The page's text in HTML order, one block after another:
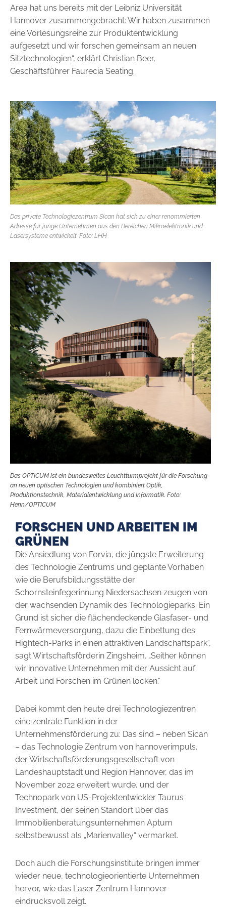
Area hat uns bereits mit der Leibniz Universität
Hannover zusammengebracht: Wir haben zusammen
eine Vorlesungsreihe zur Produktentwicklung
aufgesetzt und wir forschen gemeinsam an neuen
Sitztechnologien“, erklärt Christian Beer,
Geschäftsführer Faurecia Seating.
Das private Technologiezentrum Sican hat sich zu einer renommierten
Adresse für junge Unternehmen aus den Bereichen Mikroelektronik und
Lasersysteme entwickelt. Foto: LHH
Das OPTICUM ist ein bundesweites Leuchtturmprojekt für die Forschung
an neuen optischen Technologien und kombiniert Optik,
Produktionstechnik, Materialentwicklung und Informatik. Foto:
Henn/OPTICUM
FORSCHEN UND ARBEITEN IM
GRÜNEN
Die Ansiedlung von Forvia, die jüngste Erweiterung
des Technologie Zentrums und geplante Vorhaben
wie die Berufsbildungsstätte der
Schornsteinfegerinnung Niedersachsen zeugen von
der wachsenden Dynamik des Technologieparks. Ein
Grund ist sicher die flächen­deckende Glasfaser- und
Fernwärmeversorgung, dazu die Einbettung des
Hightech-Parks in einen attraktiven Landschaftspark“,
sagt Wirtschaftsförderin Zingsheim. „Seither können
wir innovative Unternehmen mit der Aussicht auf
Arbeit und Forschen im Grünen locken.“
Dabei kommt den heute drei Technologiezentren
eine zentrale Funktion in der
Unternehmensförderung zu: Das sind – neben Sican
– das Technologie Zentrum von hannoverimpuls,
der Wirtschaftsför­derungsgesellschaft von
Landeshauptstadt und Region Hannover, das im
November 2022 erweitert wurde, und der
Technopark von US-­Projektentwickler Taurus
Investment, der seinen Standort über das
Immobilienberatungsunternehmen Aptum
selbstbewusst als „Marienvalley“ vermarket.
Doch auch die Forschungsinstitute bringen immer
wieder neue, technologieorientierte Unternehmen
hervor, wie das Laser Zentrum ­Hannover
eindrucksvoll zeigt.